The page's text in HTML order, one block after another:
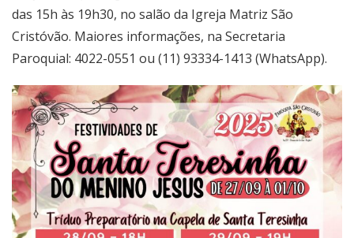
das 15h às 19h30, no salão da Igreja Matriz São
Cristóvão. Maiores informações, na Secretaria
Paroquial: 4022-0551 ou (11) 93334-1413 (WhatsApp).